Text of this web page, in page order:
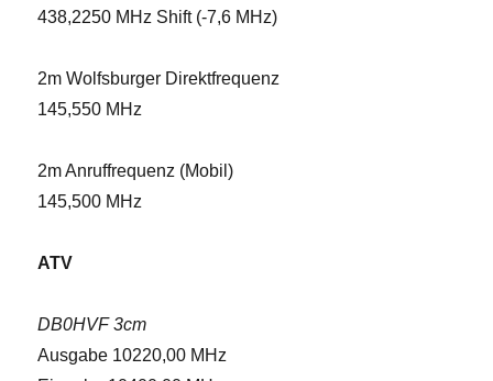
438,2250 MHz Shift (-7,6 MHz)
2m Wolfsburger Direktfrequenz
145,550 MHz
2m Anruffrequenz (Mobil)
145,500 MHz
ATV
DB0HVF 3cm
Ausgabe 10220,00 MHz